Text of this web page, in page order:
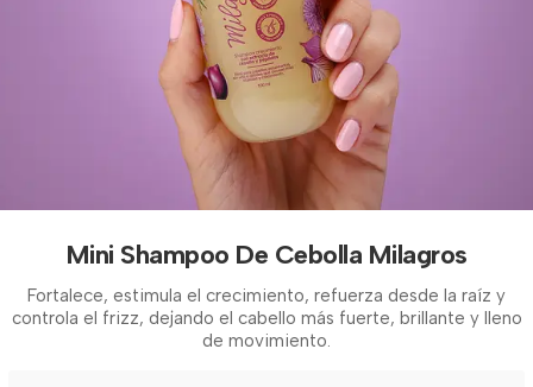
Mini Shampoo De Cebolla Milagros
Fortalece, estimula el crecimiento, refuerza desde la raíz y
controla el frizz, dejando el cabello más fuerte, brillante y lleno
de movimiento.